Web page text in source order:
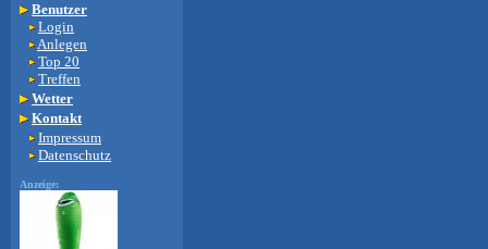
Benutzer
Login
Anlegen
Top 20
Treffen
Wetter
Kontakt
Impressum
Datenschutz
Anzeige: